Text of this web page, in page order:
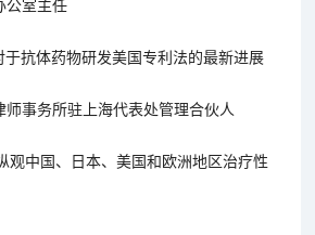
公室主任
于抗体药物研发美国专利法的最新进展
师事务所驻上海代表处管理合伙人
观中国、日本、美国和欧洲地区治疗性